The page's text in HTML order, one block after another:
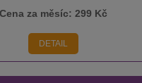
Cena za měsíc: 299 Kč
DETAIL